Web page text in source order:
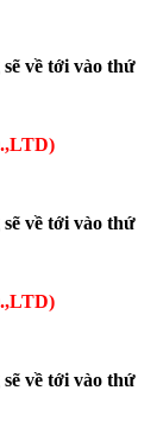
về tới vào thứ
về tới vào thứ
về tới vào thứ